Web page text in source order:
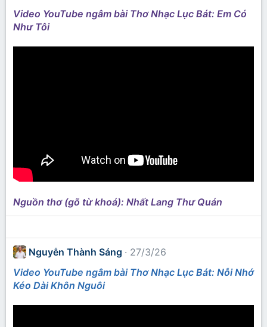
Video YouTube ngâm bài Thơ Nhạc Lục Bát: Em Có
Như Tôi
Nguồn thơ (gõ từ khoá): Nhất Lang Thư Quán
Nguyễn Thành Sáng
27/3/26
Video YouTube ngâm bài Thơ Nhạc Lục Bát: Nỗi Nhớ
Kéo Dài Khôn Nguôi